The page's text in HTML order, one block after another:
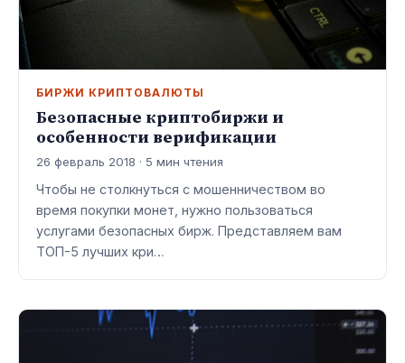
БИРЖИ КРИПТОВАЛЮТЫ
Безопасные криптобиржи и
особенности верификации
26 февраль 2018 · 5 мин чтения
Чтобы не столкнуться с мошенничеством во
время покупки монет, нужно пользоваться
услугами безопасных бирж. Представляем вам
ТОП-5 лучших кри…